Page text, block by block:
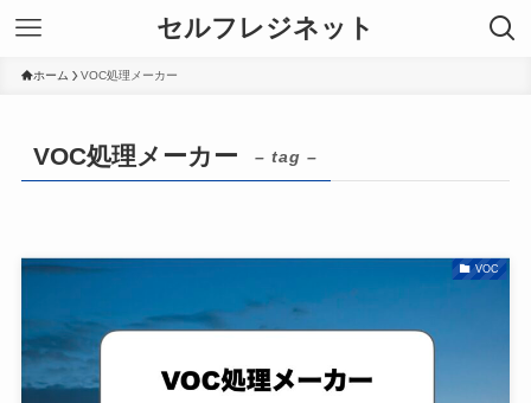
セルフレジネット
ホーム VOC処理メーカー
VOC処理メーカー – tag –
VOC